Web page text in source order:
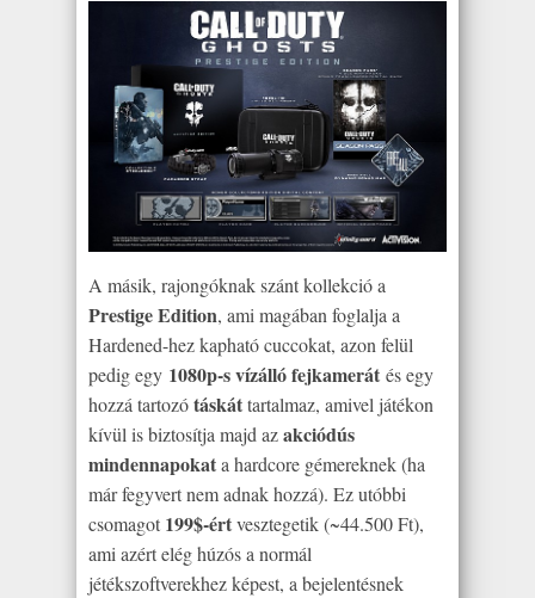
A másik, rajongóknak szánt kollekció a
Prestige Edition, ami magában foglalja a
Hardened-hez kapható cuccokat, azon felül
pedig egy 1080p-s vízálló fejkamerát és egy
hozzá tartozótáskáttartalmaz, amivel játékon
kívül is biztosítja majd azakciódús
mindennapokata hardcore gémereknek (ha
már fegyvert nem adnak hozzá). Ez utóbbi
csomagot 199$-értvesztegetik (~44.500 Ft),
ami azért elég húzós a normál
jétékszoftverekhez képest, a bejelentésnek